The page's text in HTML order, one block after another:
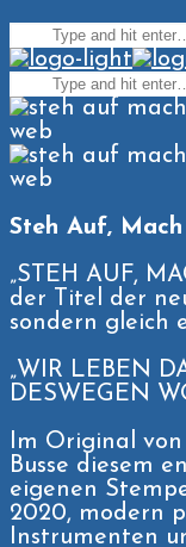
Search
for:
Search
for:
Steh Auf,
„STEH AUF,
der Titel der
sondern gleich
„WIR LEBEN
DESWEGEN
Im Original
Busse diesem
eigenen
2020, modern
Instrumenten